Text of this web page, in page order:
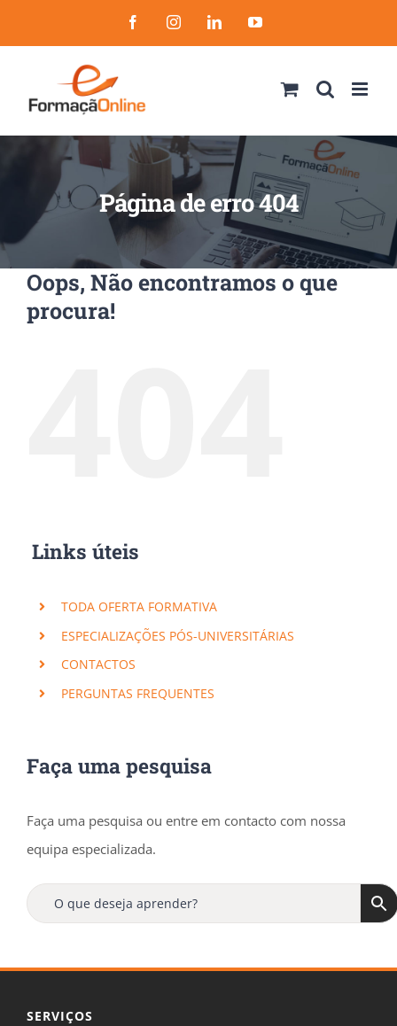
to
FacebookInstagramLinkedInYouTube
Página de erro 404
Oops, Não encontramos o que
procura!
Links úteis
TODA OFERTA FORMATIVA
ESPECIALIZAÇÕES PÓS-UNIVERSITÁRIAS
CONTACTOS
PERGUNTAS FREQUENTES
Faça uma pesquisa
Faça uma pesquisa ou entre em contacto com nossa
equipa especializada.
SERVIÇOS